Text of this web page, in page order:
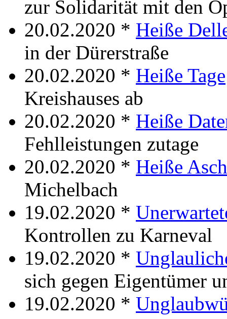
zur Solidarität mit den
20.02.2020 * Heiße
in der Dürerstraße
20.02.2020 * Heiße Tage
Kreishauses ab
20.02.2020 * Heiße
Fehlleistungen zutage
20.02.2020 * Heiße
Michelbach
19.02.2020 *
Kontrollen zu Karneval
19.02.2020 *
sich gegen Eigentümer
19.02.2020 *